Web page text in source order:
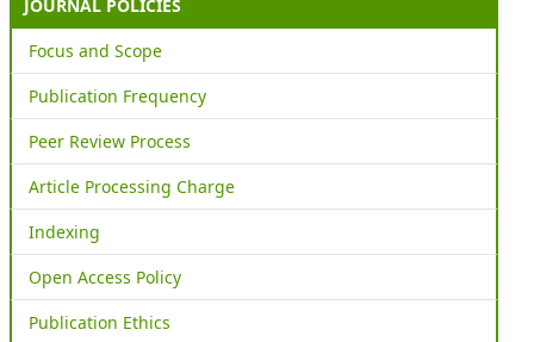
JOURNAL POLICIES
Focus and Scope
Publication Frequency
Peer Review Process
Article Processing Charge
Indexing
Open Access Policy
Publication Ethics